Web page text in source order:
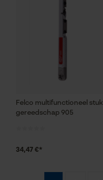
Felco multifunctioneel stuk
gereedschap 905
34,47 €*